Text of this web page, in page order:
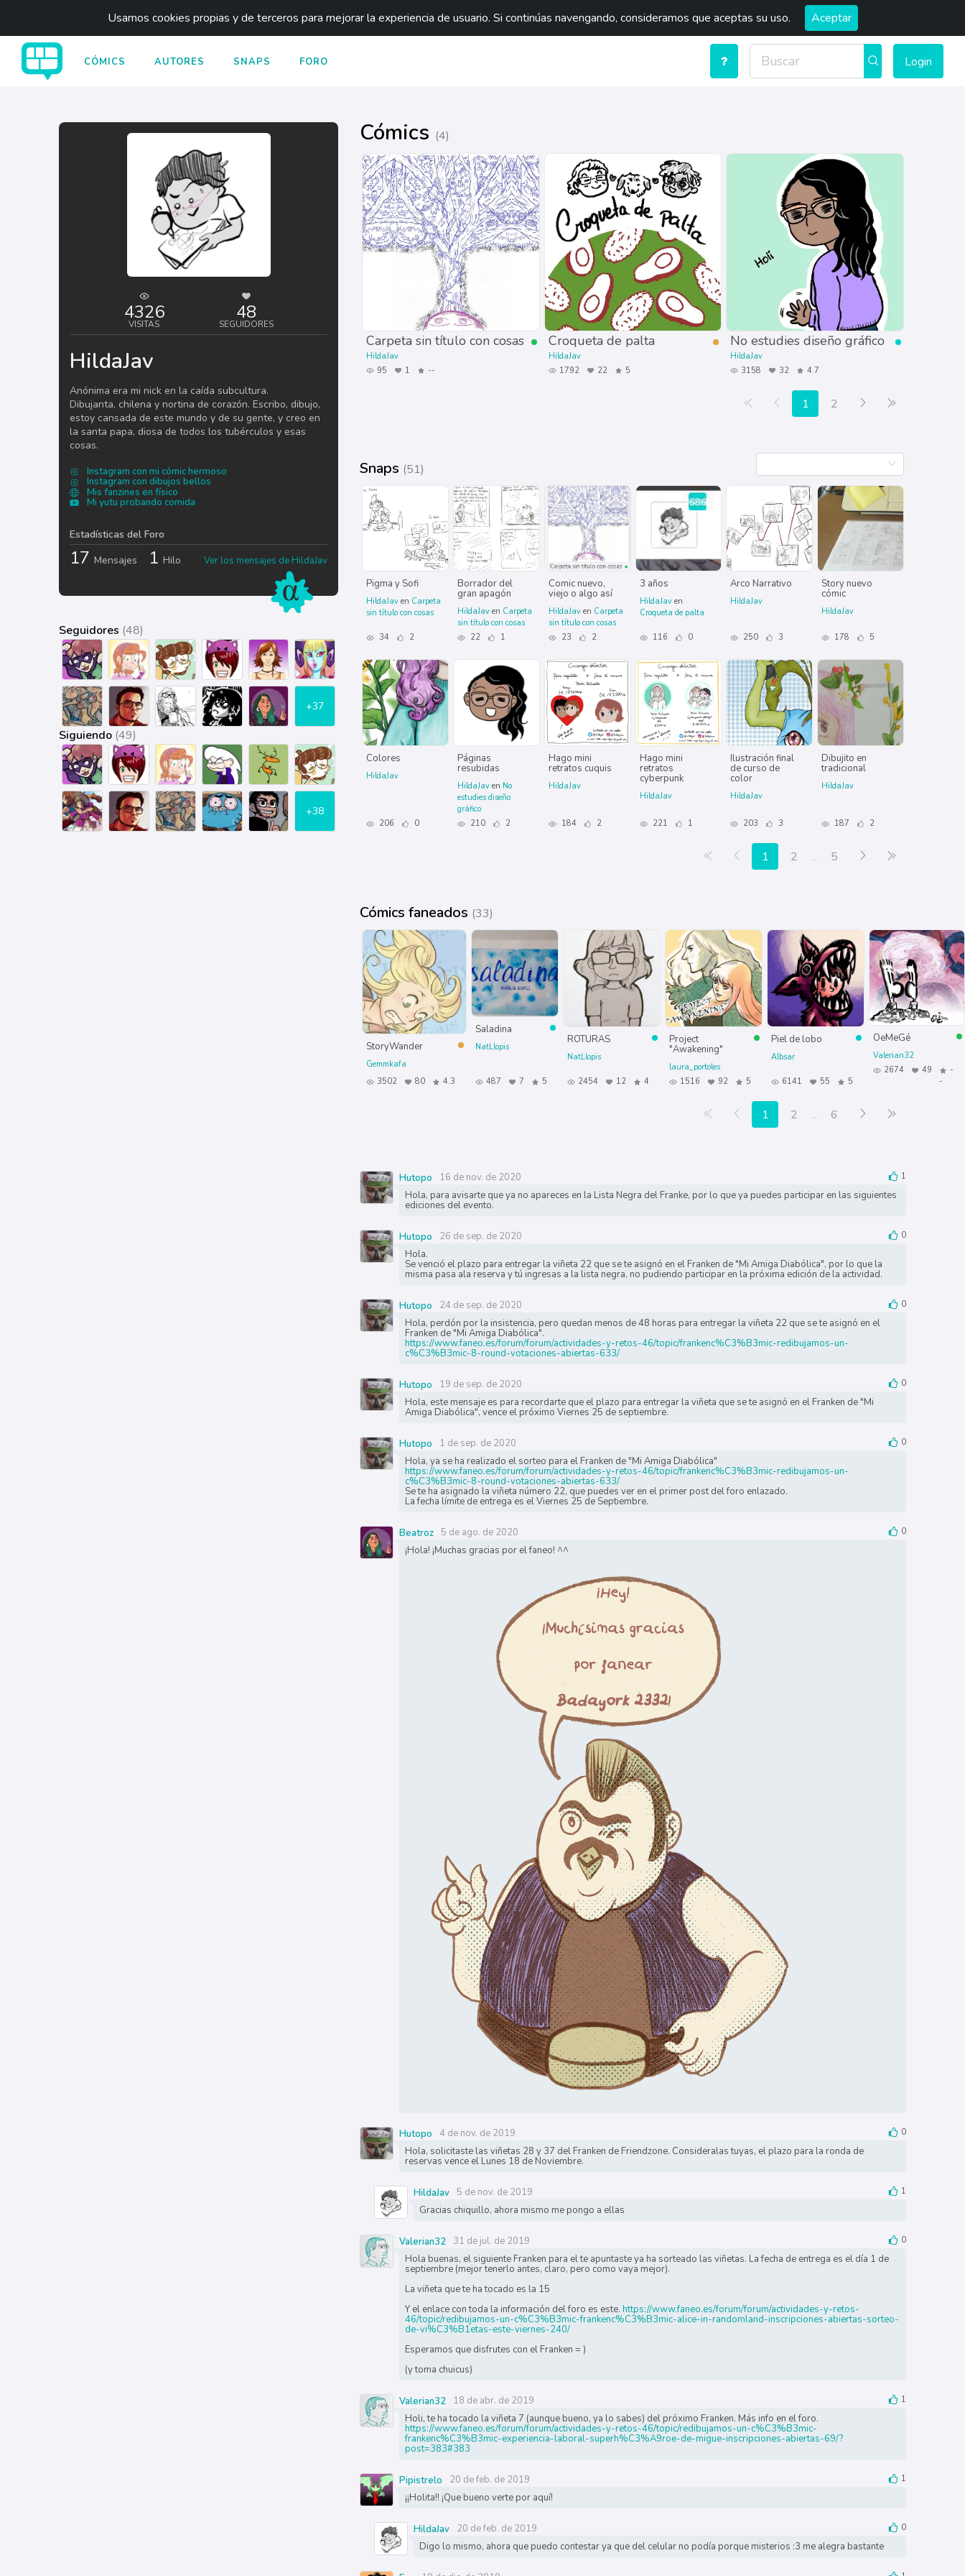
Usamos cookies propias y de terceros para mejorar la experiencia de usuario. Si continúas navengando, consideramos que aceptas su uso. Aceptar
CÓMICS AUTORES SNAPS FORO Login
4326
VISITAS
48
SEGUIDORES
HildaJav
Anónima era mi nick en la caída subcultura.
Dibujanta, chilena y nortina de corazón. Escribo, dibujo,
estoy cansada de este mundo y de su gente, y creo en
la santa papa, diosa de todos los tubérculos y esas
cosas.
Instagram con mi cómic hermoso
Instagram con dibujos bellos
Mis fanzines en físico
Mi yutu probando comida
Estadísticas del Foro
17 Mensajes 1 Hilo Ver los mensajes de HildaJav
Seguidores (48)
+37
Siguiendo (49)
+38
Cómics (4)
Carpeta sin título con cosas
HildaJav
95
1 --
Croqueta de palta
HildaJav
1792
22 5
No estudies diseño gráfico
HildaJav
3158
32 4.7
Primera página
Anterior
1 2 Siguiente
Snaps (51)
Pigma y Sofi
HildaJav en Carpeta
sin título con cosas
34 2
Borrador del
gran apagón
HildaJav en Carpeta
sin título con cosas
22
1
Comic nuevo,
viejo o algo así
HildaJav en Carpeta
sin título con cosas
23
2
3 años
HildaJav en
Croqueta de palta
116 0
Arco Narrativo
HildaJav
250 3
Story nuevo
cómic
HildaJav
178 5
Colores
HildaJav
206 0
Páginas
resubidas
HildaJav en No
estudies diseño
gráfico
210
2
Hago mini
retratos cuquis
HildaJav
184 2
Hago mini
retratos
cyberpunk
HildaJav
221 1
Ilustración final
de curso de
color
HildaJav
203 3
Dibujito en
tradicional
HildaJav
187 2
Primera página
Anterior
1 2 ... 5 Siguiente
Cómics faneados (33)
StoryWander
Gemmkafa
3502
80 4.3
Saladina
NatLlopis
487 7 5
ROTURAS
NatLlopis
2454 12 4
Project
"Awakening"
laura_portoles
1516
92 5
Piel de lobo
Albsar
6141 55 5
OeMeGé
Valerian32
2674
49
-
-
Primera página
Anterior
1 2 ... 6 Siguiente
Hutopo 16 de nov. de 2020 1
Hola, para avisarte que ya no apareces en la Lista Negra del Franke, por lo que ya puedes participar en las siguientes
ediciones del evento.
Hutopo 26 de sep. de 2020 0
Hola.
Se venció el plazo para entregar la viñeta 22 que se te asignó en el Franken de "Mi Amiga Diabólica", por lo que la
misma pasa ala reserva y tú ingresas a la lista negra, no pudiendo participar en la próxima edición de la actividad.
Hutopo 24 de sep. de 2020 0
Hola, perdón por la insistencia, pero quedan menos de 48 horas para entregar la viñeta 22 que se te asignó en el
Franken de "Mi Amiga Diabólica".
https://www.faneo.es/forum/forum/actividades-y-retos-46/topic/frankenc%C3%B3mic-redibujamos-un-
c%C3%B3mic-8-round-votaciones-abiertas-633/
Hutopo 19 de sep. de 2020 0
Hola, este mensaje es para recordarte que el plazo para entregar la viñeta que se te asignó en el Franken de "Mi
Amiga Diabólica", vence el próximo Viernes 25 de septiembre.
Hutopo 1 de sep. de 2020 0
Hola, ya se ha realizado el sorteo para el Franken de "Mi Amiga Diabólica"
https://www.faneo.es/forum/forum/actividades-y-retos-46/topic/frankenc%C3%B3mic-redibujamos-un-
c%C3%B3mic-8-round-votaciones-abiertas-633/
Se te ha asignado la viñeta número 22, que puedes ver en el primer post del foro enlazado.
La fecha límite de entrega es el Viernes 25 de Septiembre.
Beatroz 5 de ago. de 2020 0
¡Hola! ¡Muchas gracias por el faneo! ^^
Hutopo 4 de nov. de 2019 0
Hola, solicitaste las viñetas 28 y 37 del Franken de Friendzone. Consideralas tuyas, el plazo para la ronda de
reservas vence el Lunes 18 de Noviembre.
HildaJav 5 de nov. de 2019 1
Gracias chiquillo, ahora mismo me pongo a ellas
Valerian32 31 de jul. de 2019 0
Hola buenas, el siguiente Franken para el te apuntaste ya ha sorteado las viñetas. La fecha de entrega es el día 1 de
septiembre (mejor tenerlo antes, claro, pero como vaya mejor).
La viñeta que te ha tocado es la 15
Y el enlace con toda la información del foro es este. https://www.faneo.es/forum/forum/actividades-y-retos-
46/topic/redibujamos-un-c%C3%B3mic-frankenc%C3%B3mic-alice-in-randomland-inscripciones-abiertas-sorteo-
de-vi%C3%B1etas-este-viernes-240/
Esperamos que disfrutes con el Franken = )
(y toma chuicus)
Valerian32 18 de abr. de 2019 1
Holi, te ha tocado la viñeta 7 (aunque bueno, ya lo sabes) del próximo Franken. Más info en el foro.
https://www.faneo.es/forum/forum/actividades-y-retos-46/topic/redibujamos-un-c%C3%B3mic-
frankenc%C3%B3mic-experiencia-laboral-superh%C3%A9roe-de-migue-inscripciones-abiertas-69/?
post=383#383
Pipistrelo 20 de feb. de 2019 1
¡¡Holita!! ¡Que bueno verte por aquí!
HildaJav 20 de feb. de 2019 0
Digo lo mismo, ahora que puedo contestar ya que del celular no podía porque misterios :3 me alegra bastante